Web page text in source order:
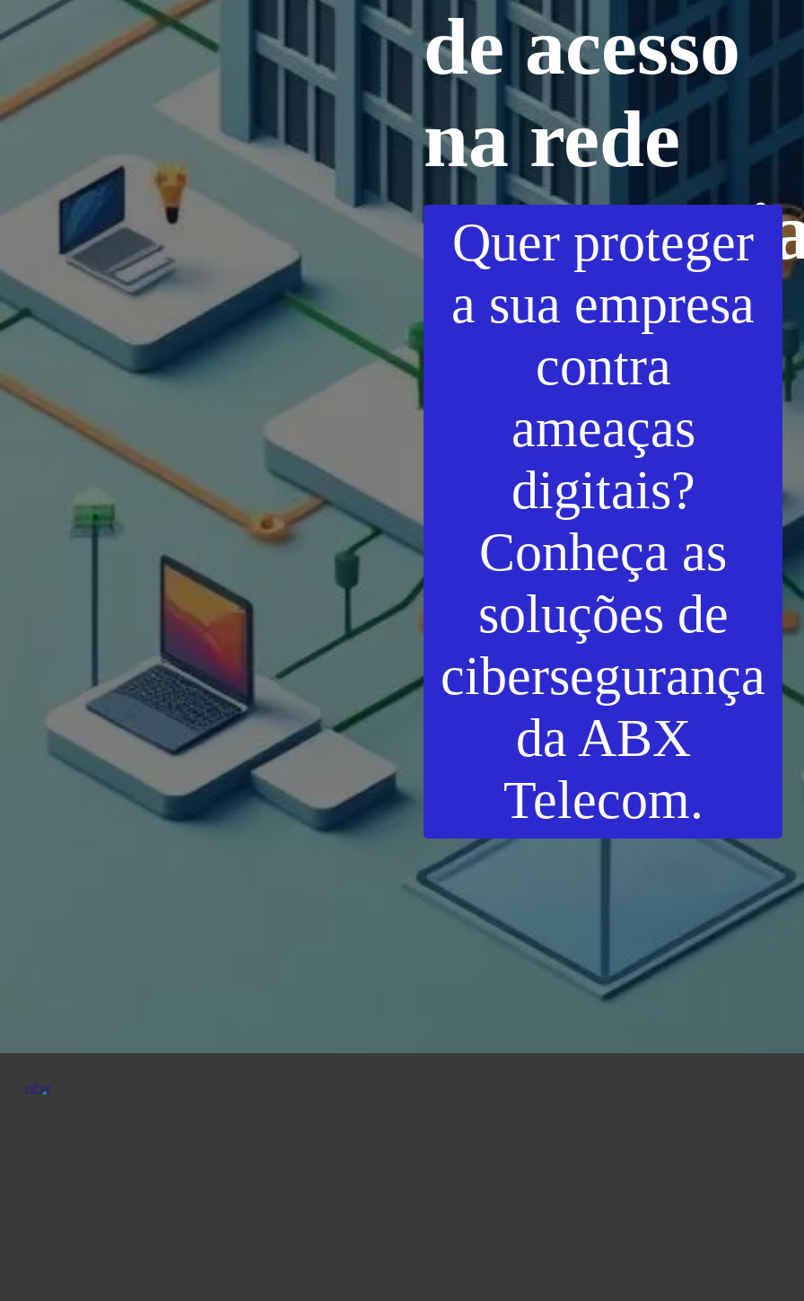
de acesso
na rede
Descubra como
o NAC protege
sua rede
empresarial e
previne acessos
não autorizados
Quer proteger
a sua empresa
contra
ameaças
digitais?
Conheça as
soluções de
cibersegurança
da ABX
Telecom.